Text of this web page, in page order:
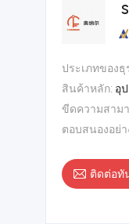
ประเภทของธุ
สินค้าหลัก: อุปกร
ขีดความสาม
ตอบสนองอย่า
ติดต่อทั